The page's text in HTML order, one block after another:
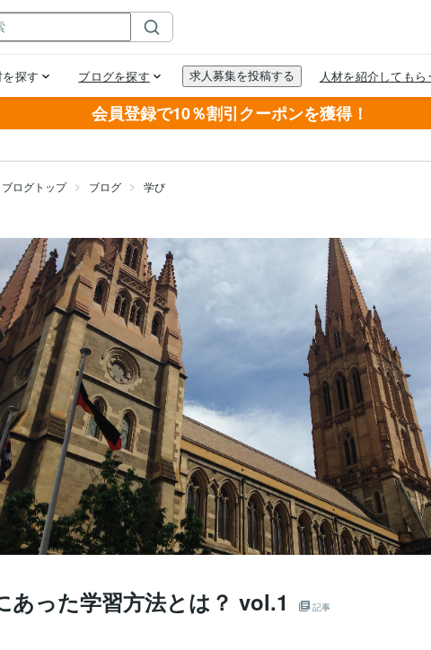
会員登録で10％割引クーポンを獲得！
ブログトップ ブログ 学び
あった学習方法とは？ vol.1 記事